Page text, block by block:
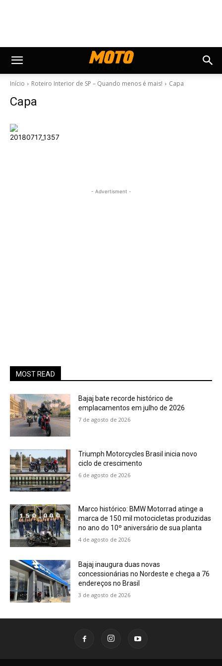
Início Roteiro Interior de SP – Quando menos é mais! Capa
Capa
- Advertisment -
MOST READ
Bajaj bate recorde histórico de
emplacamentos em julho de 2026
7 de agosto de 2026
Triumph Motorcycles Brasil inicia novo
ciclo de crescimento
6 de agosto de 2026
Marco histórico: BMW Motorrad atinge a
marca de 150 mil motocicletas produzidas
no ano do 10º aniversário de sua planta
4 de agosto de 2026
Bajaj inaugura duas novas
concessionárias no Nordeste e chega a 76
endereços no Brasil
3 de agosto de 2026